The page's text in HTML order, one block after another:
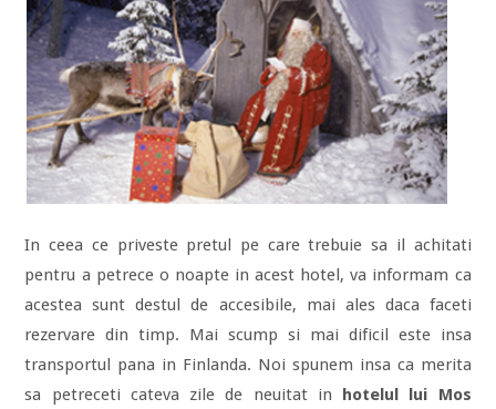
In ceea ce priveste pretul pe care trebuie sa il achitati
pentru a petrece o noapte in acest hotel, va informam ca
acestea sunt destul de accesibile, mai ales daca faceti
rezervare din timp. Mai scump si mai dificil este insa
transportul pana in Finlanda. Noi spunem insa ca merita
sa petreceti cateva zile de neuitat in hotelul lui Mos